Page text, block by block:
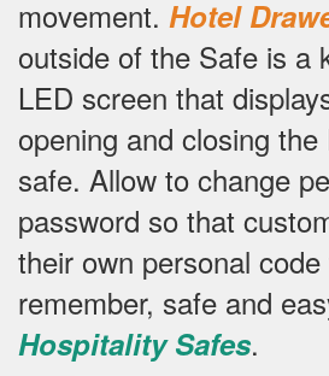
movement. Hotel
outside of the Safe is a
LED screen that
opening and closing
safe. Allow to change
password so that
their own personal
remember, safe and
Hospitality Safes.